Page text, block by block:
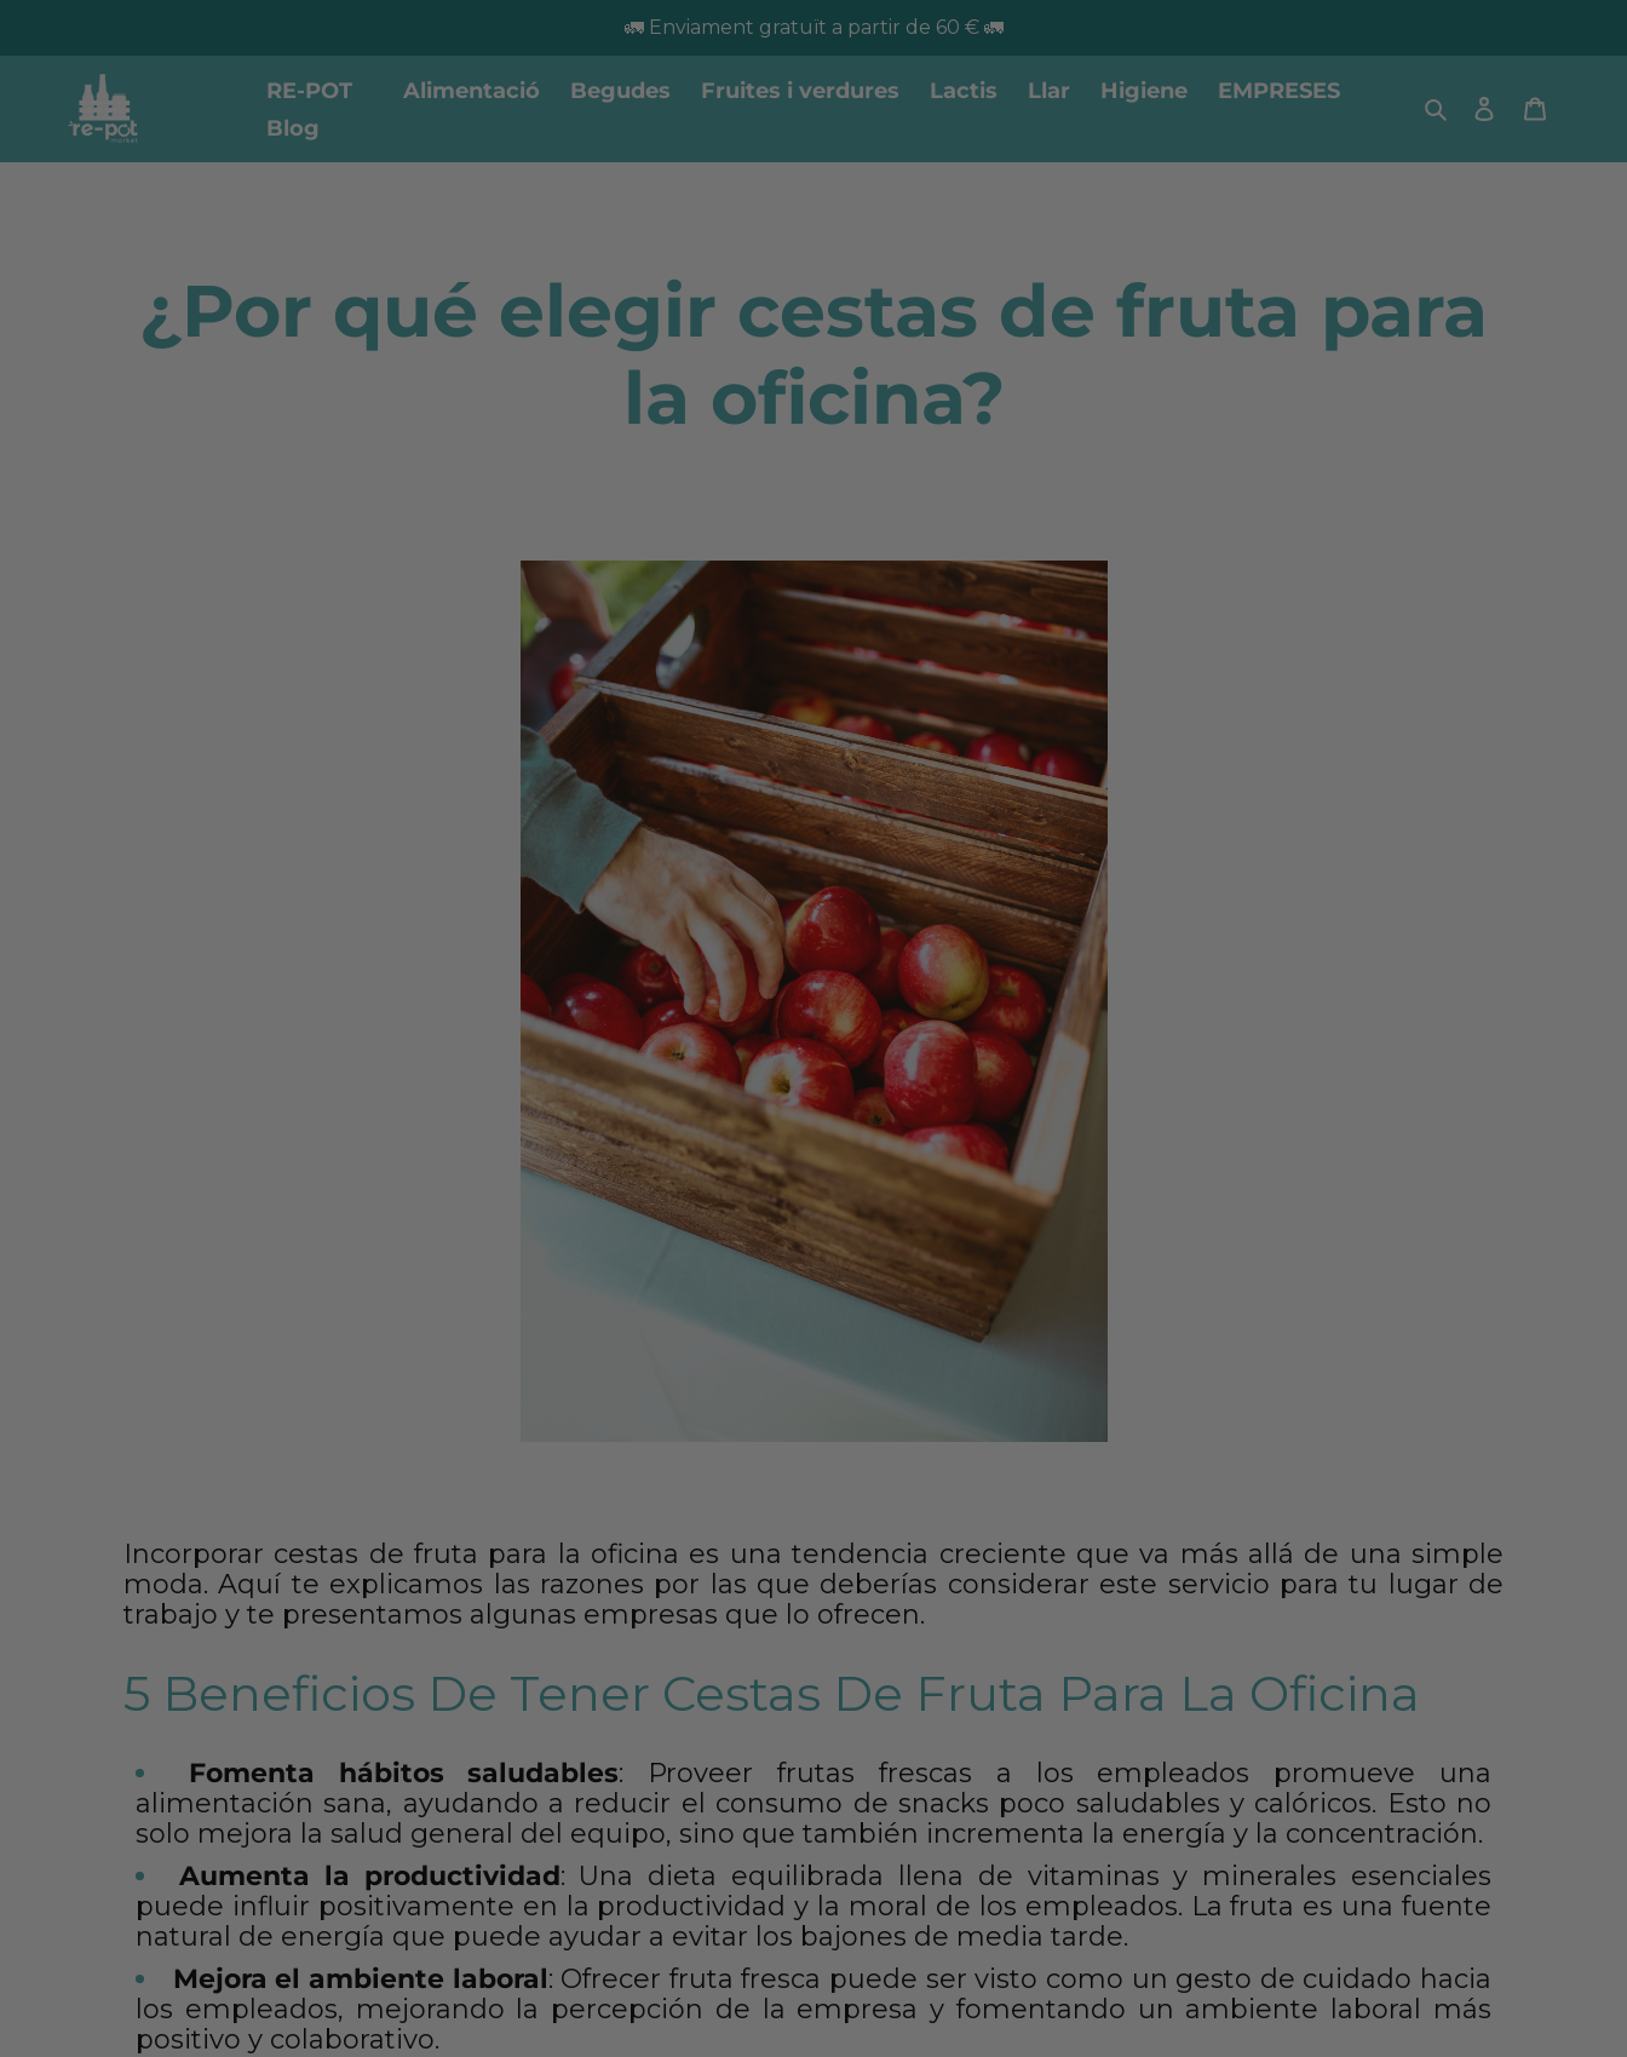
🚛 Enviament gratuït a partir de 60 € 🚛
RE-POT Alimentació Begudes Fruites i verdures Lactis Llar Higiene
EMPRESES
Blog
Cerca Ingressar
¿Por qué elegir cestas de fruta para
la oficina?
Incorporar cestas de fruta para la oficina es una tendencia creciente que va más allá de una simple
moda. Aquí te explicamos las razones por las que deberías considerar este servicio para tu lugar de
trabajo y te presentamos algunas empresas que lo ofrecen.
5 Beneficios De Tener Cestas De Fruta Para La Oficina
Fomenta hábitos saludables: Proveer frutas frescas a los empleados promueve una
alimentación sana, ayudando a reducir el consumo de snacks poco saludables y calóricos. Esto no
solo mejora la salud general del equipo, sino que también incrementa la energía y la concentración.
Aumenta la productividad: Una dieta equilibrada llena de vitaminas y minerales esenciales
puede influir positivamente en la productividad y la moral de los empleados. La fruta es una fuente
natural de energía que puede ayudar a evitar los bajones de media tarde​​.
Mejora el ambiente laboral: Ofrecer fruta fresca puede ser visto como un gesto de cuidado hacia
los empleados, mejorando la percepción de la empresa y fomentando un ambiente laboral más
positivo y colaborativo​​.